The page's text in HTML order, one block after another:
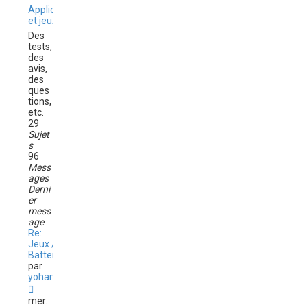
r
l
e
d
e
r
n
i
e
r
m
e
s
s
a
g
e
Applications
et jeux
Des
tests,
des
avis,
des
ques
tions,
etc.
29
Sujet
s
96
Mess
ages
Derni
er
mess
age
Re:
Jeux /
Batterie
par
yohann1313
o
mer.